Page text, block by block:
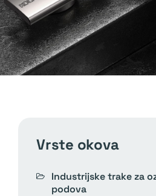
vrste okova
Industrijske trake za
podova